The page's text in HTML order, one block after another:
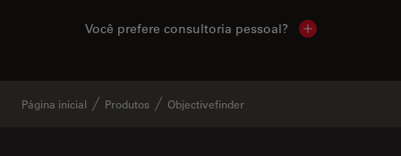
Você prefere consultoria pessoal? Show local
Página inicial Produtos Objectivefinder